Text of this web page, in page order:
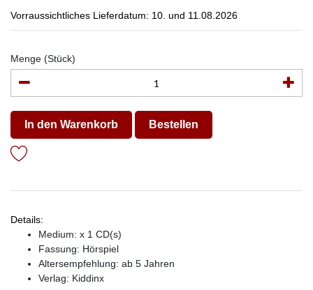
Vorraussichtliches Lieferdatum: 10. und 11.08.2026
Menge (Stück)
In den Warenkorb Bestellen
Details:
Medium: x 1 CD(s)
Fassung: Hörspiel
Altersempfehlung: ab 5 Jahren
Verlag: Kiddinx